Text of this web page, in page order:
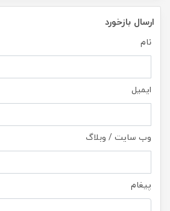
ارسال بازخورد
نام
ایمیل
وب سایت / وبلاگ
پیغام